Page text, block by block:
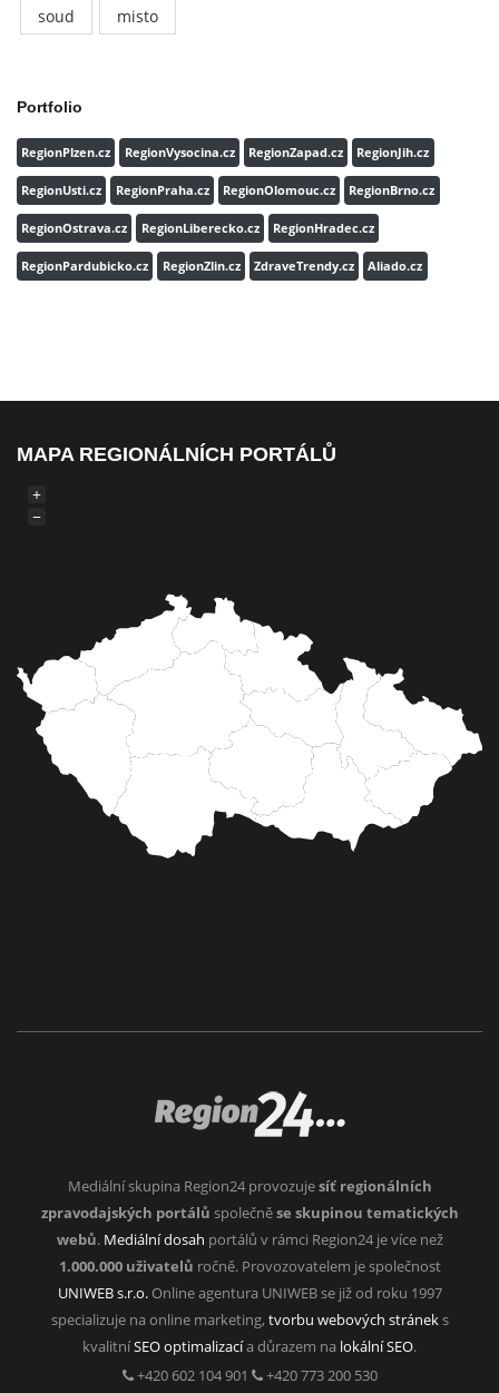
soud misto
Portfolio
RegionPlzen.cz RegionVysocina.cz RegionZapad.cz RegionJih.cz
RegionUsti.cz RegionPraha.cz RegionOlomouc.cz RegionBrno.cz
RegionOstrava.cz RegionLiberecko.cz RegionHradec.cz
RegionPardubicko.cz RegionZlin.cz ZdraveTrendy.cz Aliado.cz
MAPA REGIONÁLNÍCH PORTÁLŮ
+
−
Mediální skupina Region24 provozujesíť regionálních
zpravodajských portálů společněse skupinou tematických
webů. Mediální dosah portálů v rámci Region24 je více než
1.000.000 uživatelů ročně. Provozovatelem je společnost
UNIWEB s.r.o.Online agentura UNIWEB se již od roku 1997
specializuje na online marketing, tvorbu webových stráneks
kvalitníSEO optimalizacía důrazem na lokální SEO.
+420 602 104 901
+420 773 200 530